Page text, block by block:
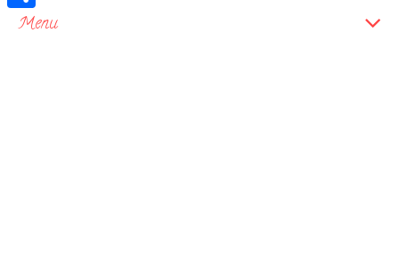
Menu
Teilen